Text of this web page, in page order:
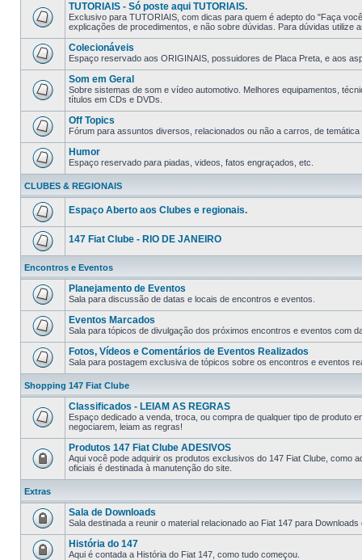
TUTORIAIS - Só poste aqui TUTORIAIS.
Exclusivo para TUTORIAIS, com dicas para quem é adepto do "Faça
explicações de procedimentos, e não sobre dúvidas. Para dúvidas utilize
Colecionáveis
Espaço reservado aos ORIGINAIS, possuidores de Placa Preta, e aos
Som em Geral
Sobre sistemas de som e ví­deo automotivo. Melhores equipamentos,
tí­tulos em CDs e DVDs.
Off Topics
Fórum para assuntos diversos, relacionados ou não a carros, de temática
Humor
Espaço reservado para piadas, videos, fatos engraçados, etc.
CLUBES & REGIONAIS
Espaço Aberto aos Clubes e regionais.
147 Fiat Clube - RIO DE JANEIRO
Encontros e Eventos
Planejamento de Eventos
Sala para discussão de datas e locais de encontros e eventos.
Eventos Marcados
Sala para tópicos de divulgação dos próximos encontros e eventos com
Fotos, Vídeos e Comentários de Eventos Realizados
Sala para postagem exclusiva de tópicos sobre os encontros e eventos
Shopping 147 Fiat Clube
Classificados - LEIAM AS REGRAS
Espaço dedicado a venda, troca, ou compra de qualquer tipo de produto
negociarem, leiam as regras!
Produtos 147 Fiat Clube ADESIVOS
Aqui você pode adquirir os produtos exclusivos do 147 Fiat Clube, como
oficiais é destinada à manutenção do site.
Extras
Sala de Downloads
Sala destinada a reunir o material relacionado ao Fiat 147 para Downloads
História do 147
Aqui é contada a História do Fiat 147, como tudo começou.